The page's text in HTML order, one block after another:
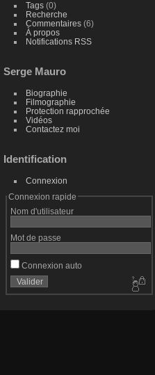
Tags(0)
Recherche
Commentaires(6)
À propos
Notifications RSS
Serge Mauro
Biographie
Filmographie
Protection rapprochée
Vidéos
Contactez moi
Identification
Connexion
Connexion rapide
Nom d'utilisateur
Mot de passe
Connexion auto